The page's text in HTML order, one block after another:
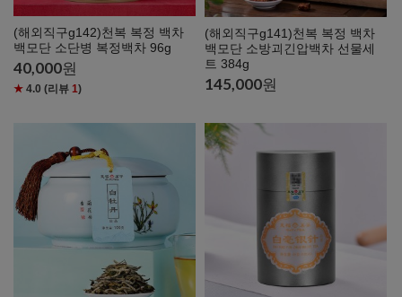
(해외직구g142)천복 복정 백차
백모단 소단병 복정백차 96g
40,000원
★ 4.0 (리뷰 1)
(해외직구g141)천복 복정 백차
백모단 소방괴긴압백차 선물세
트 384g
145,000원